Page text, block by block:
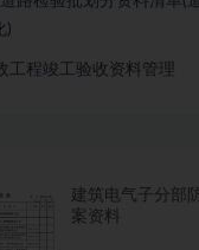
)
工程竣工验收资料管理
建筑电气子分部
案资料